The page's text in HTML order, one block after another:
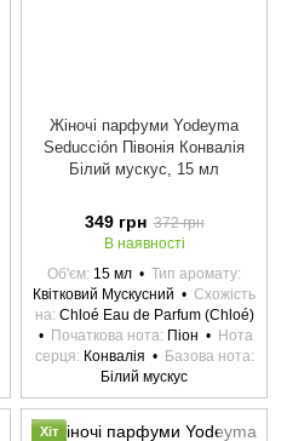
Жіночі парфуми Yodeyma
Seducción Півонія Конвалія
Білий мускус, 15 мл
349 грн 372 грн
В наявності
Об'єм 15 мл
Тип аромату
Квітковий Мускусний
Схожість
на Chloé Eau de Parfum (Chloé)
Початкова нота Піон
Нота
серця
Конвалія
Базова нота
Білий мускус
Хіт